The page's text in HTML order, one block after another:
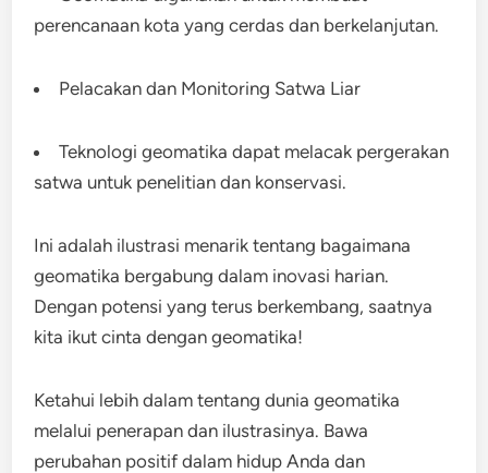
perencanaan kota yang cerdas dan berkelanjutan.
Pelacakan dan Monitoring Satwa Liar
Teknologi geomatika dapat melacak pergerakan
satwa untuk penelitian dan konservasi.
Ini adalah ilustrasi menarik tentang bagaimana
geomatika bergabung dalam inovasi harian.
Dengan potensi yang terus berkembang, saatnya
kita ikut cinta dengan geomatika!
Ketahui lebih dalam tentang dunia geomatika
melalui penerapan dan ilustrasinya. Bawa
perubahan positif dalam hidup Anda dan